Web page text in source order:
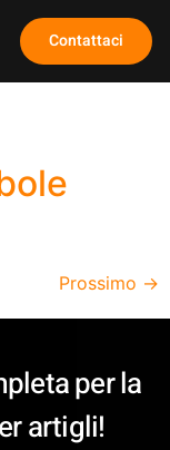
Contattaci
Prossimo →
per la
artigli!